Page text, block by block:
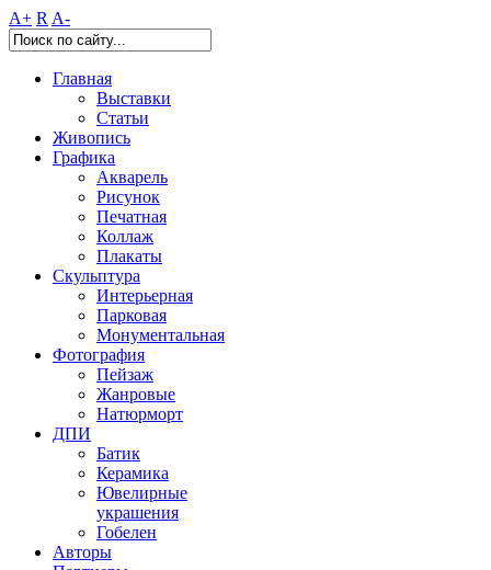
A+ R A-
Главная
Выставки
Статьи
Живопись
Графика
Акварель
Рисунок
Печатная
Коллаж
Плакаты
Скульптура
Интерьерная
Парковая
Монументальная
Фотография
Пейзаж
Жанровые
Натюрморт
ДПИ
Батик
Керамика
Ювелирные
украшения
Гобелен
Авторы